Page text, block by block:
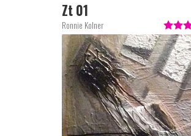
Zt 01
Ronnie Kolner